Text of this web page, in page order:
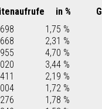
in %
1,75 %
2,31 %
4,70 %
3,44 %
2,19 %
1,72 %
1,78 %